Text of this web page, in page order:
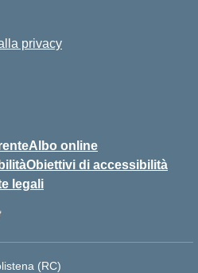
privacy
Albo online
Obiettivi di accessibilità
legali
(RC)